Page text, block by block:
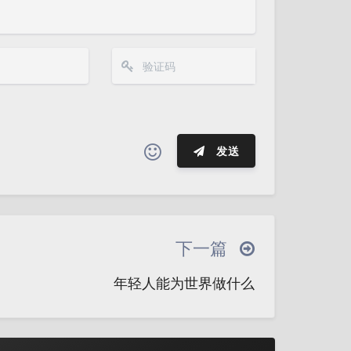
浅阴影 深阴影
发送
(≧∇≦*)ゝ (☆ω☆)
(ฅ´ω`ฅ)
｡) Σ(っ °Д °;)っ
下一篇
年轻人能为世界做什么